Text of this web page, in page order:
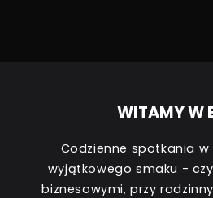
WITAMY W
Codzienne spotkania w
wyjątkowego smaku -
biznesowymi, przy